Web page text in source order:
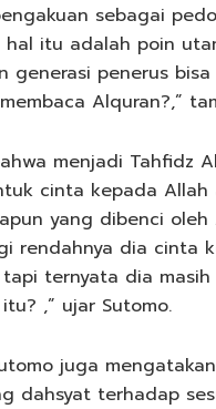
sebagai
itu adalah poin
generasi penerus
Alquran?,”
menjadi Tahfidz
cinta kepada
yang dibenci
rendahnya dia cinta
ternyata dia
,” ujar Sutomo.
juga
dahsyat terhadap